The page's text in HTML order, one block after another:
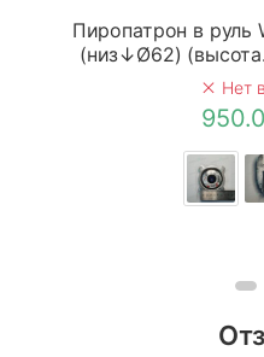
Пиропатрон в
(низ↓Ø62)
Нет